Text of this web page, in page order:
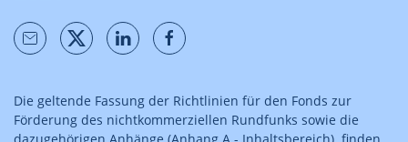
Die geltende Fassung der Richtlinien für den Fonds zur
Förderung des nichtkommerziellen Rundfunks sowie die